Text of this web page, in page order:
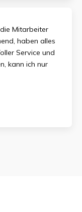
Mitarbeiter
haben alles
Service und
kann ich nur